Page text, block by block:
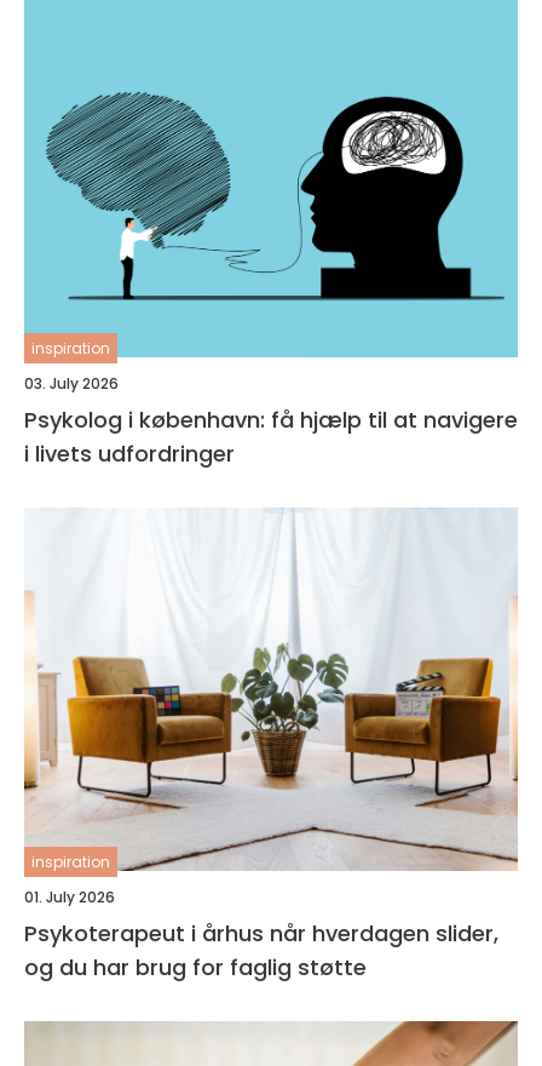
inspiration
03. July 2026
Psykolog i københavn: få hjælp til at navigere
i livets udfordringer
inspiration
01. July 2026
Psykoterapeut i århus når hverdagen slider,
og du har brug for faglig støtte